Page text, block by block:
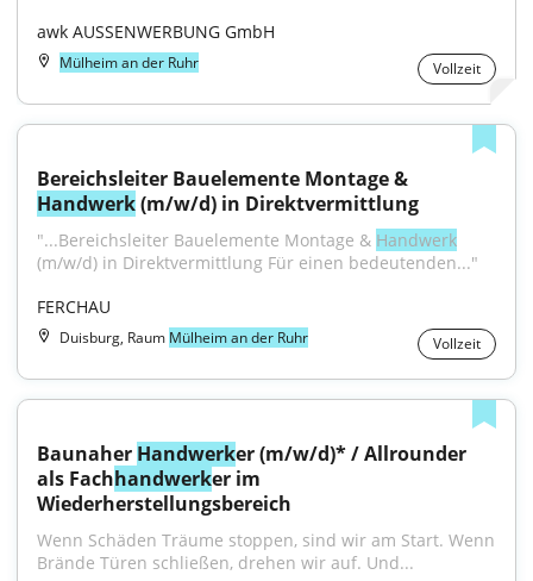
awk AUSSENWERBUNG GmbH
Mülheim an der Ruhr Vollzeit
Handwerk (m/w/d) in Direktvermittlung
"...Bereichsleiter Bauelemente Montage & Handwerk
(m/w/d) in Direktvermittlung Für einen bedeutenden..."
FERCHAU
Duisburg, Raum Mülheim an der Ruhr Vollzeit
Baunaher Handwerker (m/w/d)* / Allrounder
als Fachhandwerker im
Wiederherstellungsbereich
Wenn Schäden Träume stoppen, sind wir am Start. Wenn
Brände Türen schließen, drehen wir auf. Und...